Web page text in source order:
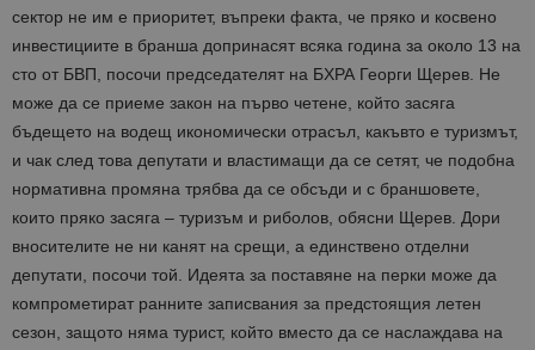
сектор не им е приоритет, въпреки факта, че пряко и косвено
инвестициите в бранша допринасят всяка година за около 13 на
сто от БВП, посочи председателят на БХРА Георги Щерев. Не
може да се приеме закон на първо четене, който засяга
бъдещето на водещ икономически отрасъл, какъвто е туризмът,
и чак след това депутати и властимащи да се сетят, че подобна
нормативна промяна трябва да се обсъди и с браншовете,
които пряко засяга – туризъм и риболов, обясни Щерев. Дори
вносителите не ни канят на срещи, а единствено отделни
депутати, посочи той. Идеята за поставяне на перки може да
компрометират ранните записвания за предстоящия летен
сезон, защото няма турист, който вместо да се наслаждава на